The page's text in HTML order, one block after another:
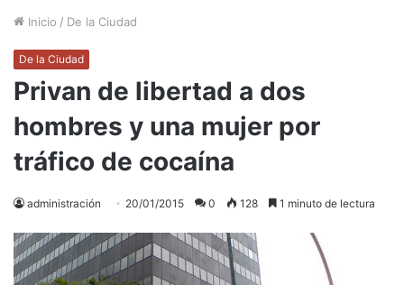
Inicio / De la Ciudad
De la Ciudad
Privan de libertad a dos
hombres y una mujer por
tráfico de cocaína
administración 20/01/2015 0 128 1 minuto de lectura